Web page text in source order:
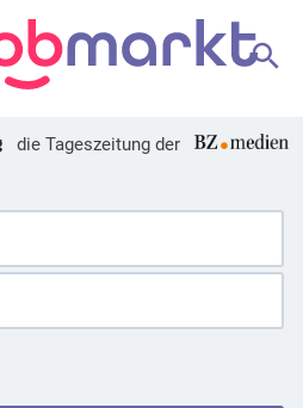
die Tageszeitung der